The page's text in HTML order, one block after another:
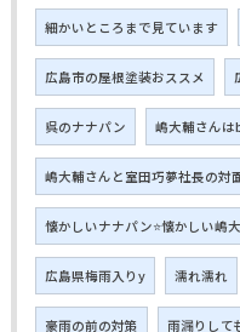
細かいところまで見ています
広島市の屋根塗装おススメ
呉のナナパン 嶋大輔さんは
嶋大輔さんと室田巧夢社長の対
懐かしいナナパン⭐懐かしい嶋
広島県梅雨入りy 濡れ濡れ
豪雨の前の対策 雨漏りして